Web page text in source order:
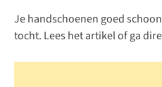
Je handschoenen goed
tocht. Lees het artikel of ga